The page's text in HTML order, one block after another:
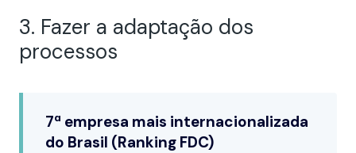
3. Fazer a adaptação dos
processos
7ª empresa mais internacionalizada
do Brasil (Ranking FDC)